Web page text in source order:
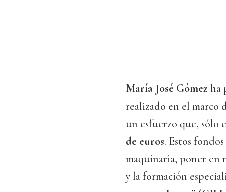
María José Gómez ha
realizado en el marco
un esfuerzo que, sólo
de euros. Estos
maquinaria, poner en
y la formación